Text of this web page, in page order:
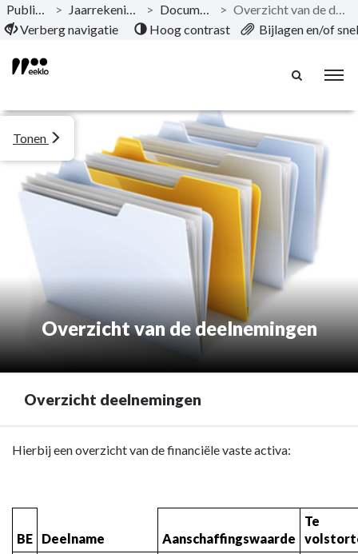
Naar hoofdinhoud
Publicaties > Jaarrekening 2024 > Documentatie >
Overzicht van de deelnemingen
Verberg navigatie
Hoog contrast Bijlagen en/of
Overzicht van de deelnemingen
Tonen
Overzicht deelnemingen
Terug
van
Hierbij een overzicht van de financiële vaste activa:
BE Deelname Aanschaffingswaarde
Te